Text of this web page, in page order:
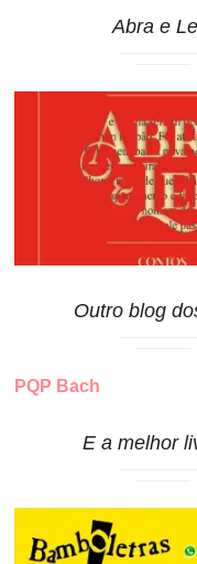
Abra e
Outro blog
PQP Bach
E a melhor